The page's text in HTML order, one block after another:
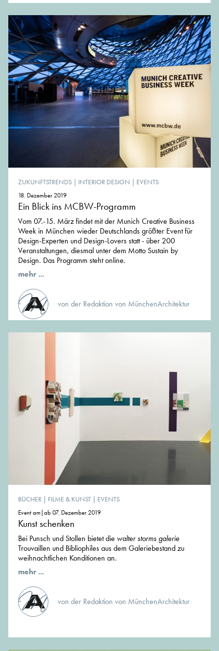
ZUKUNFTSTRENDS | INTERIOR DESIGN | EVENTS
18. Dezember 2019
Ein Blick ins MCBW-Programm
Vom 07.-15. März findet mit der Munich Creative Business
Week in München wieder Deutschlands größter Event für
Design-Experten und Design-Lovers statt - über 200
Veranstaltungen, diesmal unter dem Motto Sustain by
Design. Das Programm steht online.
mehr ...
von der Redaktion von MünchenArchitektur
BÜCHER | FILME & KUNST | EVENTS
Event am|ab 07. Dezember 2019
Kunst schenken
Bei Punsch und Stollen bietet die walter storms galerie
Trouvaillen und Bibliophiles aus dem Galeriebestand zu
weihnachtlichen Konditionen an.
mehr ...
von der Redaktion von MünchenArchitektur